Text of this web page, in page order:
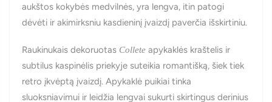
aukštos kokybės medvilnės, yra lengva, itin patogi
dėvėti ir akimirksniu kasdieninį įvaizdį paverčia išskirtiniu.
Raukinukais dekoruotas Collete apykaklės kraštelis ir
subtilus kaspinėlis priekyje suteikia romantišką, šiek tiek
retro įkvėptą įvaizdį. Apykaklė puikiai tinka
sluoksniavimui ir leidžia lengvai sukurti skirtingus derinius